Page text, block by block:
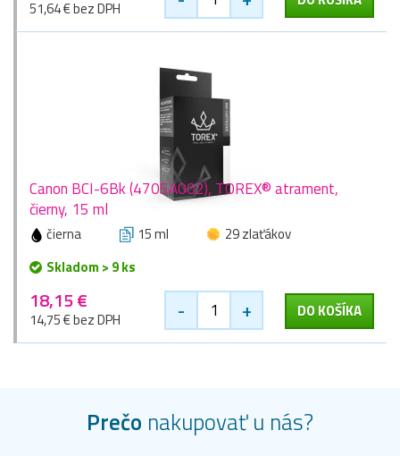
51,64 € bez DPH
Canon BCI-6Bk (4705A002), TOREX® atrament,
čierny, 15 ml
čierna 15 ml
29 zlaťákov
Skladom > 9 ks
18,15 €
14,75 € bez DPH - + DO KOŠÍKA
Prečo nakupovať u nás?